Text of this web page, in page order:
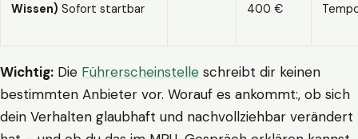
Wissen) Sofort startbar
400 €
Wichtig: Die Führerscheinstelle schreibt dir keinen
bestimmten Anbieter vor. Worauf es ankommt:, ob sich
dein Verhalten glaubhaft und nachvollziehbar verändert